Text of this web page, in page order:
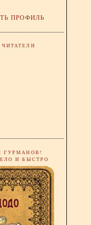
ПРОФИЛЬ
ГУРМАНОВ!
И БЫСТРО